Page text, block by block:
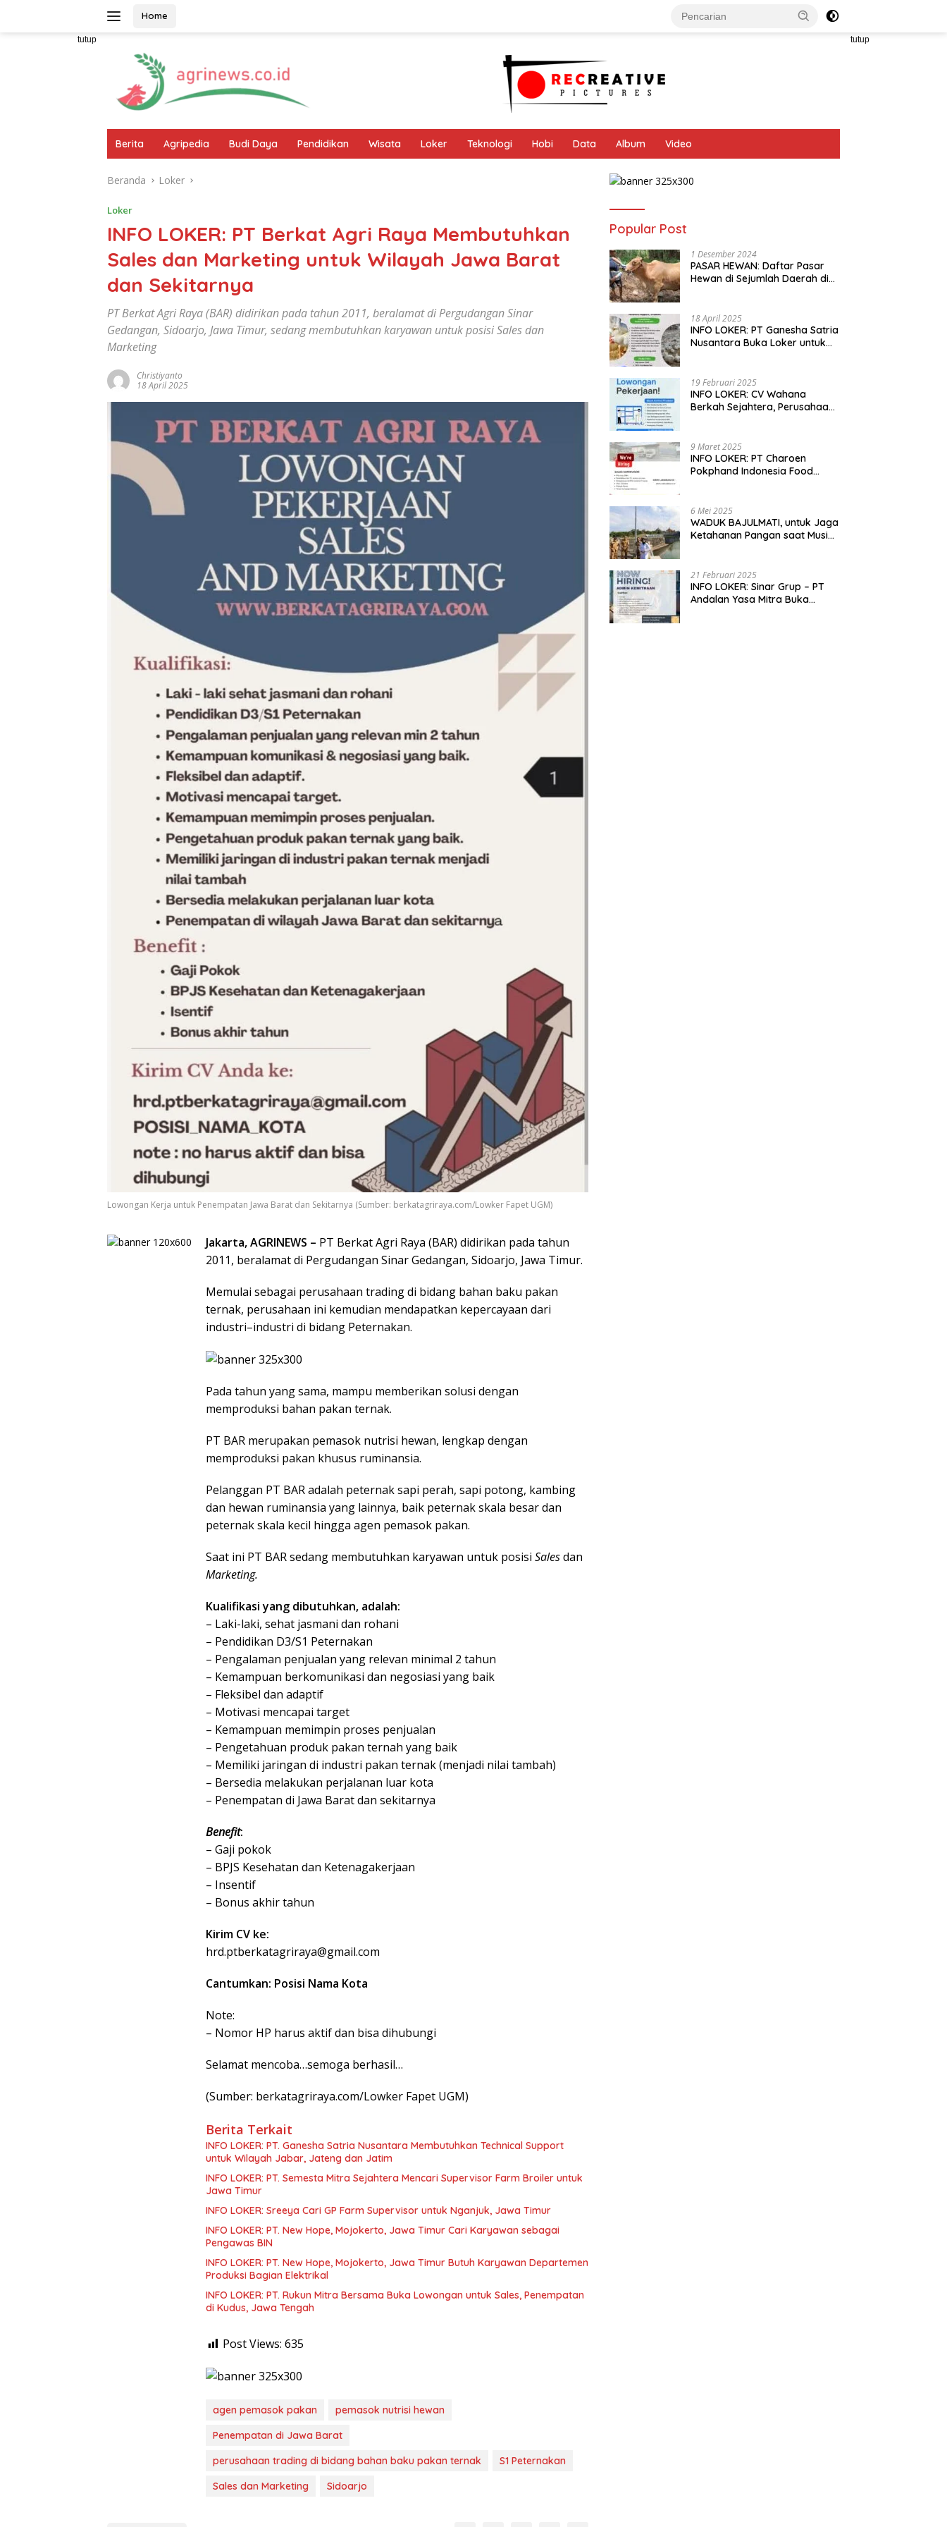
Home
tutup tutup
Berita Agripedia Budi Daya Pendidikan Wisata Loker Teknologi Hobi Data Album Video
Beranda Loker
Loker
INFO LOKER: PT Berkat Agri Raya Membutuhkan
Sales dan Marketing untuk Wilayah Jawa Barat
dan Sekitarnya
PT Berkat Agri Raya (BAR) didirikan pada tahun 2011, beralamat di Pergudangan Sinar
Gedangan, Sidoarjo, Jawa Timur, sedang membutuhkan karyawan untuk posisi Sales dan
Marketing
Christiyanto
18 April 2025
Lowongan Kerja untuk Penempatan Jawa Barat dan Sekitarnya (Sumber: berkatagriraya.com/Lowker Fapet UGM)
Jakarta, AGRINEWS – PT Berkat Agri Raya (BAR) didirikan pada tahun
2011, beralamat di Pergudangan Sinar Gedangan, Sidoarjo, Jawa Timur.
Memulai sebagai perusahaan trading di bidang bahan baku pakan
ternak, perusahaan ini kemudian mendapatkan kepercayaan dari
industri–industri di bidang Peternakan.
Pada tahun yang sama, mampu memberikan solusi dengan
memproduksi bahan pakan ternak.
PT BAR merupakan pemasok nutrisi hewan, lengkap dengan
memproduksi pakan khusus ruminansia.
Pelanggan PT BAR adalah peternak sapi perah, sapi potong, kambing
dan hewan ruminansia yang lainnya, baik peternak skala besar dan
peternak skala kecil hingga agen pemasok pakan.
Saat ini PT BAR sedang membutuhkan karyawan untuk posisi Salesdan
Marketing.
Kualifikasi yang dibutuhkan, adalah:
– Laki-laki, sehat jasmani dan rohani
– Pendidikan D3/S1 Peternakan
– Pengalaman penjualan yang relevan minimal 2 tahun
– Kemampuan berkomunikasi dan negosiasi yang baik
– Fleksibel dan adaptif
– Motivasi mencapai target
– Kemampuan memimpin proses penjualan
– Pengetahuan produk pakan ternah yang baik
– Memiliki jaringan di industri pakan ternak (menjadi nilai tambah)
– Bersedia melakukan perjalanan luar kota
– Penempatan di Jawa Barat dan sekitarnya
Benefit:
– Gaji pokok
– BPJS Kesehatan dan Ketenagakerjaan
– Insentif
– Bonus akhir tahun
Kirim CV ke:
hrd.ptberkatagriraya@gmail.com
Cantumkan: Posisi Nama Kota
Note:
– Nomor HP harus aktif dan bisa dihubungi
Selamat mencoba…semoga berhasil…
(Sumber: berkatagriraya.com/Lowker Fapet UGM)
Berita Terkait
INFO LOKER: PT. Ganesha Satria Nusantara Membutuhkan Technical Support
untuk Wilayah Jabar, Jateng dan Jatim
INFO LOKER: PT. Semesta Mitra Sejahtera Mencari Supervisor Farm Broiler untuk
Jawa Timur
INFO LOKER: Sreeya Cari GP Farm Supervisor untuk Nganjuk, Jawa Timur
INFO LOKER: PT. New Hope, Mojokerto, Jawa Timur Cari Karyawan sebagai
Pengawas BIN
INFO LOKER: PT. New Hope, Mojokerto, Jawa Timur Butuh Karyawan Departemen
Produksi Bagian Elektrikal
INFO LOKER: PT. Rukun Mitra Bersama Buka Lowongan untuk Sales, Penempatan
di Kudus, Jawa Tengah
Post Views: 635
agen pemasok pakan
pemasok nutrisi hewan
Penempatan di Jawa Barat
perusahaan trading di bidang bahan baku pakan ternak
S1 Peternakan
Sales dan Marketing
Sidoarjo
Popular Post
1 Desember 2024
PASAR HEWAN: Daftar Pasar
Hewan di Sejumlah Daerah di
18 April 2025
INFO LOKER: PT Ganesha Satria
Nusantara Buka Loker untuk
19 Februari 2025
INFO LOKER: CV Wahana
Berkah Sejahtera, Perusahaan
9 Maret 2025
INFO LOKER: PT Charoen
Pokphand Indonesia Food
6 Mei 2025
WADUK BAJULMATI, untuk Jaga
Ketahanan Pangan saat Musim
21 Februari 2025
INFO LOKER: Sinar Grup – PT
Andalan Yasa Mitra Buka